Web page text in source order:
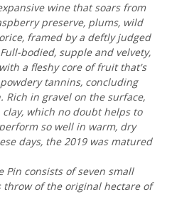
wine that soars from
preserve, plums, wild
framed by a deftly judged
bodied, supple and velvety,
a fleshy core of fruit that's
tannins, concluding
Rich in gravel on the surface,
which no doubt helps to
so well in warm, dry
days, the 2019 was matured
Pin consists of seven small
throw of the original hectare of